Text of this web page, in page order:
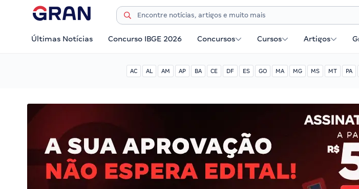
Últimas Notícias Concurso IBGE 2026 Concursos Cursos Artigos
AC AL AM AP BA CE DF ES GO MA MG MS MT PA